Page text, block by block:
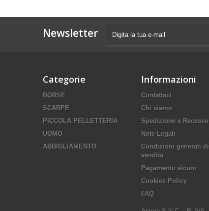
Newsletter
Categorie
BORSE
SCARPE
PICCOLA PELLETTERIA
UOMO
ABBIGLIAMENTO
Informazioni
Contattaci
Chi siamo
Spedizione e Recesso
Note Legali
Condizioni generali di
vendita
Pagamento sicuro
Cookies Policy
FAQ